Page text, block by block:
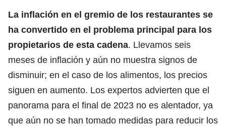
La inflación en el gremio de los restaurantes se
ha convertido en el problema principal para los
propietarios de esta cadena. Llevamos seis
meses de inflación y aún no muestra signos de
disminuir; en el caso de los alimentos, los precios
siguen en aumento. Los expertos advierten que el
panorama para el final de 2023 no es alentador, ya
que aún no se han tomado medidas para reducir los